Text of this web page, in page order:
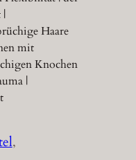
|
Haare
mit
Knochen
|